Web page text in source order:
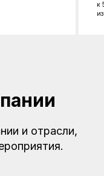
к
и отрасли,